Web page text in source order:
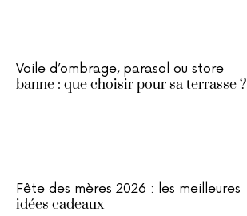
Voile d’ombrage, parasol ou store
banne : que choisir pour sa terrasse ?
Fête des mères 2026 : les meilleures
idées cadeaux